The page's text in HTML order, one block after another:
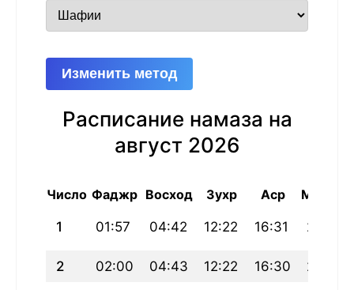
Изменить метод
Расписание намаза на
август 2026
Число Фаджр Восход Зухр Аср Магриб
1 01:57 04:42 12:22 16:31 20:02
2 02:00 04:43 12:22 16:30 20:01